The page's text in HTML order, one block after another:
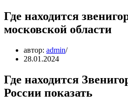
Где находится
московской области
автор: admin
28.01.2024
Где находится
России показать